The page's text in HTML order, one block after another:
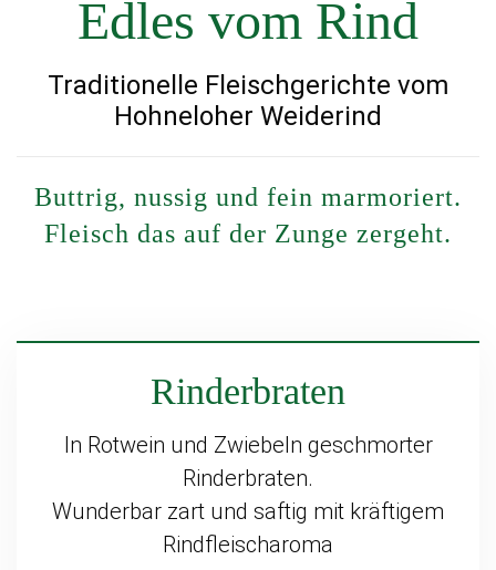
Edles vom Rind
Traditionelle Fleischgerichte vom
Hohneloher Weiderind
Buttrig, nussig und fein marmoriert.
Fleisch das auf der Zunge zergeht.
Rinderbraten
In Rotwein und Zwiebeln geschmorter
Rinderbraten.
Wunderbar zart und saftig mit kräftigem
Rindfleischaroma